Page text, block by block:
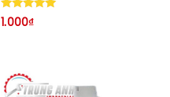
Được xếp
hạng
1.000₫